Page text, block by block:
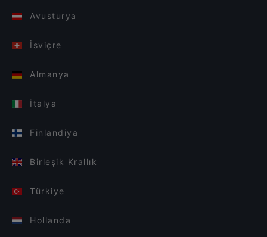
Avusturya
İsviçre
Almanya
İtalya
Finlandiya
Birleşik Krallık
Türkiye
Hollanda